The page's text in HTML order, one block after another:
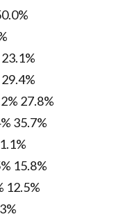
27.8%
35.7%
15.8%
12.5%